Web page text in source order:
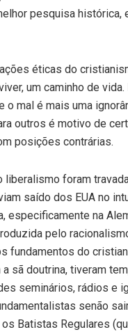
pesquisa histórica,
éticas do
um caminho de
o mal é mais uma
outros é motivo de
posições contrárias.
foram
saído dos EUA no
especificamente na
pelo
fundamentos do
sã doutrina, tiveram
seminários, rádios e
senão
Batistas Regulares